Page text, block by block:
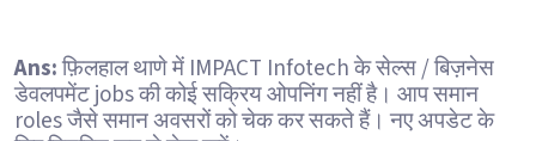
Ans:फ़िलहाल थाणे में IMPACT Infotech के सेल्स / बिज़नेस
डेवलपमेंट jobs की कोई सक्रिय ओपनिंग नहीं है। आप समान
roles जैसे समान अवसरों को चेक कर सकते हैं। नए अपडेट के